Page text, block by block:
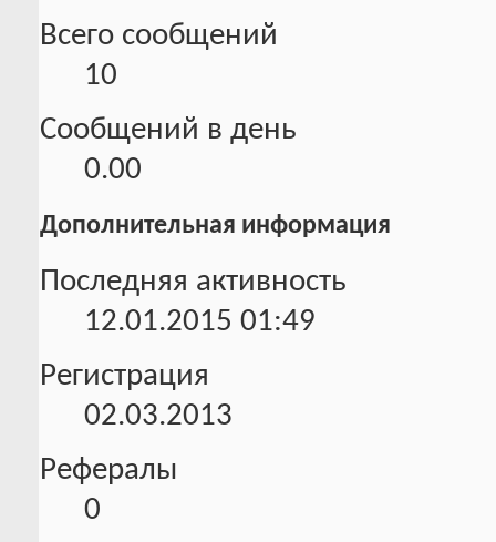
Всего сообщений
10
Сообщений в день
0.00
Дополнительная информация
Последняя активность
12.01.2015 01:49
Регистрация
02.03.2013
Рефералы
0